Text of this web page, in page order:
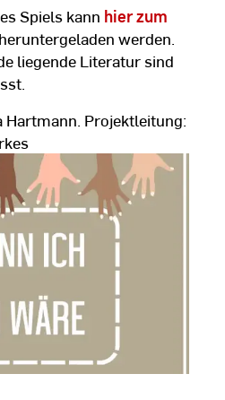
Spiels kann hier zum
heruntergeladen werden.
liegende Literatur sind
Hartmann. Projektleitung: